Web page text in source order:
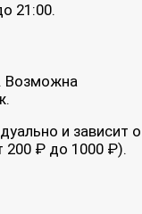
21:00.
Возможна
и зависит
200 ₽ до 1000 ₽).